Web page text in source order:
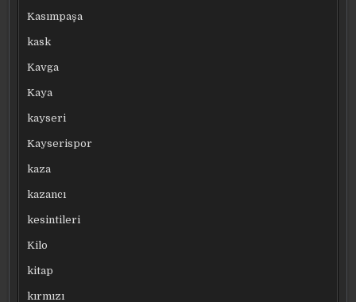
Kasımpaşa
kask
Kavga
Kaya
kayseri
Kayserispor
kaza
kazancı
kesintileri
Kilo
kitap
kırmızı